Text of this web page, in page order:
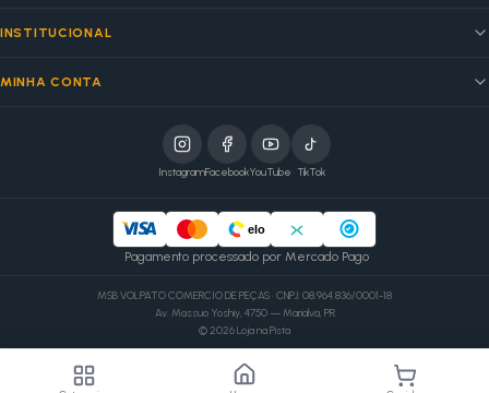
INSTITUCIONAL
MINHA CONTA
InstagramFacebookYouTube TikTok
elo
Pagamento processado por Mercado Pago
MSB VOLPATO COMERCIO DE PEÇAS · CNPJ: 08.964.836/0001-18
Av. Massuo Yoshiy, 4750 — Marialva, PR
©2026Loja na Pista